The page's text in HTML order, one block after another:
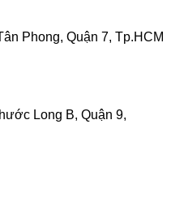
Phong, Quận 7, Tp.HCM
Long B, Quận 9,